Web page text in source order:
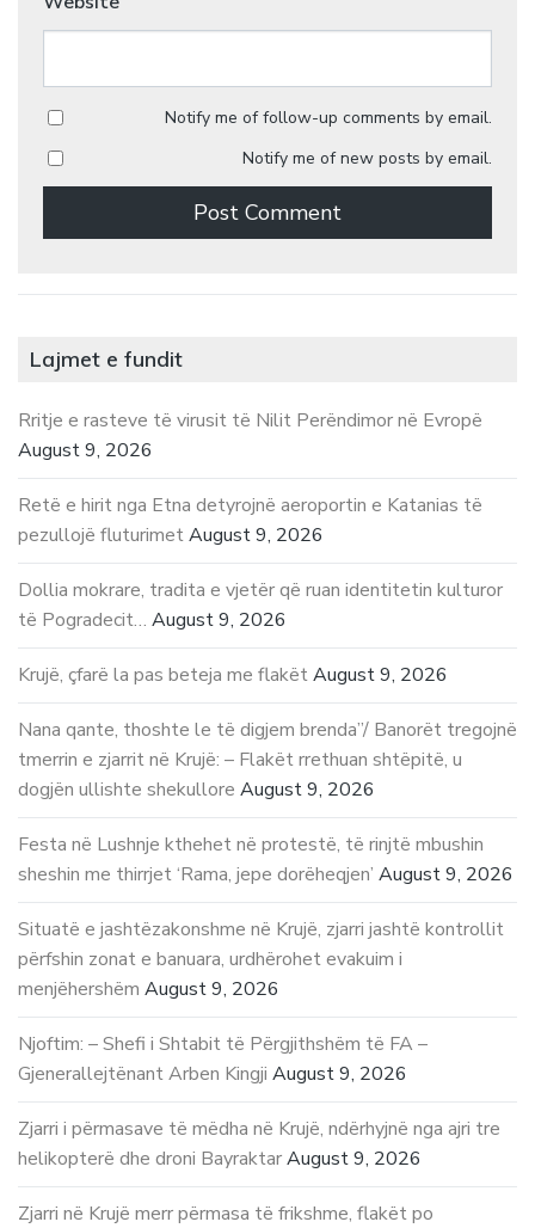
Notify me of follow-up comments by email.
Notify me of new posts by email.
Lajmet e fundit
Rritje e rasteve të virusit të Nilit Perëndimor në Evropë
August 9, 2026
Retë e hirit nga Etna detyrojnë aeroportin e Katanias të
pezullojë fluturimetAugust 9, 2026
Dollia mokrare, tradita e vjetër që ruan identitetin kulturor
të Pogradecit… August 9, 2026
Krujë, çfarë la pas beteja me flakëtAugust 9, 2026
Nana qante, thoshte le të digjem brenda”/ Banorët tregojnë
tmerrin e zjarrit në Krujë: – Flakët rrethuan shtëpitë, u
dogjën ullishte shekullore August 9, 2026
Festa në Lushnje kthehet në protestë, të rinjtë mbushin
sheshin me thirrjet ‘Rama, jepe dorëheqjen’ August 9, 2026
Situatë e jashtëzakonshme në Krujë, zjarri jashtë kontrollit
përfshin zonat e banuara, urdhërohet evakuim i
menjëhershëm August 9, 2026
Njoftim: – Shefi i Shtabit të Përgjithshëm të FA –
Gjenerallejtënant Arben Kingji August 9, 2026
Zjarri i përmasave të mëdha në Krujë, ndërhyjnë nga ajri tre
helikopterë dhe droni BayraktarAugust 9, 2026
Zjarri në Krujë merr përmasa të frikshme, flakët po